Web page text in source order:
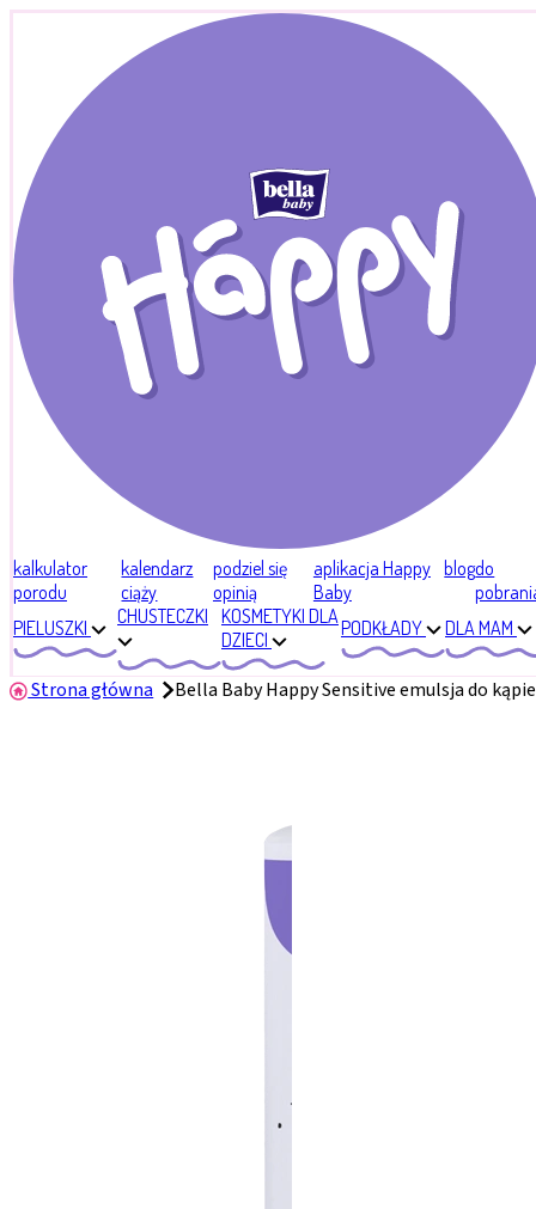
kalkulator
porodu
kalendarz
ciąży
podziel się
opinią
aplikacja Happy
Baby
blogdo
PIELUSZKI
CHUSTECZKI KOSMETYKI DLA
DZIECI
PODKŁADY DLA MAM
Strona główna Bella Baby Happy Sensitive emulsja do